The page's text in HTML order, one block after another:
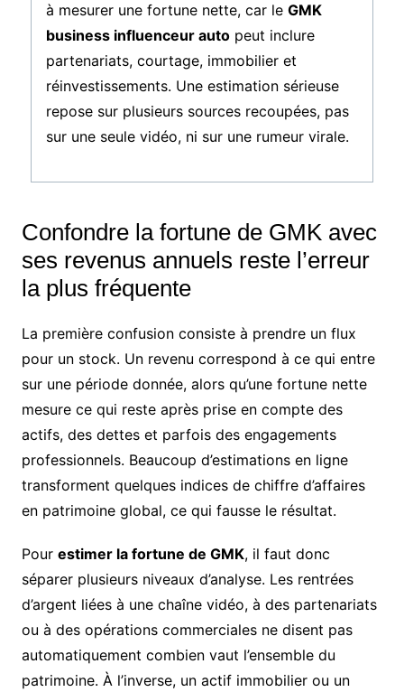
à mesurer une fortune nette, car le GMK
business influenceur autopeut inclure
partenariats, courtage, immobilier et
réinvestissements. Une estimation sérieuse
repose sur plusieurs sources recoupées, pas
sur une seule vidéo, ni sur une rumeur virale.
Confondre la fortune de GMK avec
ses revenus annuels reste l’erreur
la plus fréquente
La première confusion consiste à prendre un flux
pour un stock. Un revenu correspond à ce qui entre
sur une période donnée, alors qu’une fortune nette
mesure ce qui reste après prise en compte des
actifs, des dettes et parfois des engagements
professionnels. Beaucoup d’estimations en ligne
transforment quelques indices de chiffre d’affaires
en patrimoine global, ce qui fausse le résultat.
Pour estimer la fortune de GMK, il faut donc
séparer plusieurs niveaux d’analyse. Les rentrées
d’argent liées à une chaîne vidéo, à des partenariats
ou à des opérations commerciales ne disent pas
automatiquement combien vaut l’ensemble du
patrimoine. À l’inverse, un actif immobilier ou un